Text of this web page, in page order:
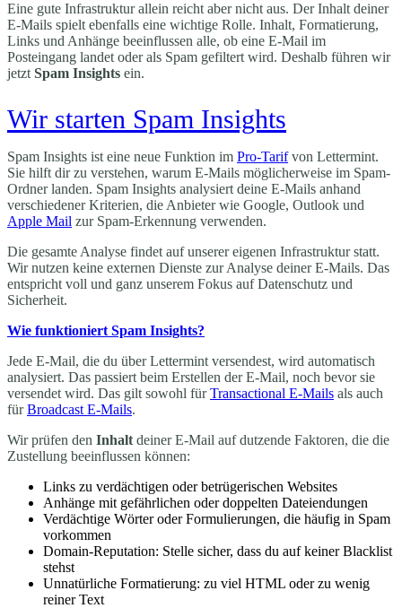
Eine gute Infrastruktur allein reicht aber nicht aus. Der Inhalt deiner
E-Mails spielt ebenfalls eine wichtige Rolle. Inhalt, Formatierung,
Links und Anhänge beeinflussen alle, ob eine E-Mail im
Posteingang landet oder als Spam gefiltert wird. Deshalb führen wir
jetzt Spam Insights ein.
Wir starten Spam Insights
Spam Insights ist eine neue Funktion im Pro-Tarifvon Lettermint.
Sie hilft dir zu verstehen, warum E-Mails möglicherweise im Spam-
Ordner landen. Spam Insights analysiert deine E-Mails anhand
verschiedener Kriterien, die Anbieter wie Google, Outlook und
Apple Mail zur Spam-Erkennung verwenden.
Die gesamte Analyse findet auf unserer eigenen Infrastruktur statt.
Wir nutzen keine externen Dienste zur Analyse deiner E-Mails. Das
entspricht voll und ganz unserem Fokus auf Datenschutz und
Sicherheit.
Wie funktioniert Spam Insights?
Jede E-Mail, die du über Lettermint versendest, wird automatisch
analysiert. Das passiert beim Erstellen der E-Mail, noch bevor sie
versendet wird. Das gilt sowohl fürTransactional E-Mails als auch
fürBroadcast E-Mails.
Wir prüfen den Inhalt deiner E-Mail auf dutzende Faktoren, die die
Zustellung beeinflussen können:
Links zu verdächtigen oder betrügerischen Websites
Anhänge mit gefährlichen oder doppelten Dateiendungen
Verdächtige Wörter oder Formulierungen, die häufig in Spam
vorkommen
Domain-Reputation: Stelle sicher, dass du auf keiner Blacklist
stehst
Unnatürliche Formatierung: zu viel HTML oder zu wenig
reiner Text